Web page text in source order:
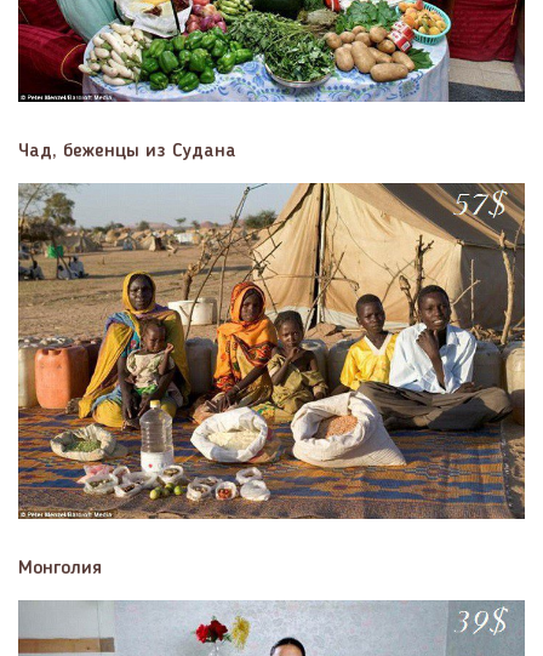
Чад, беженцы из Судана
Монголия